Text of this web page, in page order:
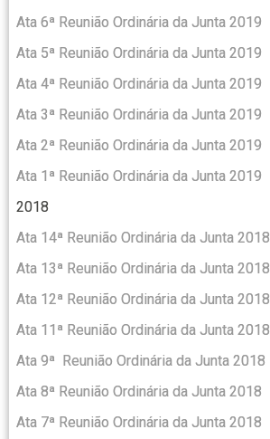
Ata 6ª Reunião Ordinária da Junta 2019
Ata 5ª Reunião Ordinária da Junta 2019
Ata 4ª Reunião Ordinária da Junta 2019
Ata 3ª Reunião Ordinária da Junta 2019
Ata 2ª Reunião Ordinária da Junta 2019
Ata 1ª Reunião Ordinária da Junta 2019
2018
Ata 14ª Reunião Ordinária da Junta 2018
Ata 13ª Reunião Ordinária da Junta 2018
Ata 12ª Reunião Ordinária da Junta 2018
Ata 11ª Reunião Ordinária da Junta 2018
Ata 9ª Reunião Ordinária da Junta 2018
Ata 8ª Reunião Ordinária da Junta 2018
Ata 7ª Reunião Ordinária da Junta 2018